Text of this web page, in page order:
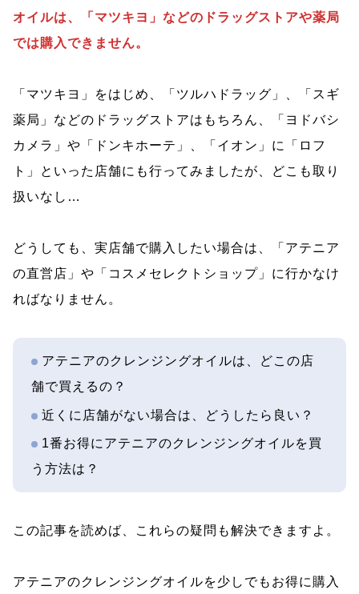
オイルは、「マツキヨ」などのドラッグストアや薬局
では購入できません。
「マツキヨ」をはじめ、「ツルハドラッグ」、「スギ
薬局」などのドラッグストアはもちろん、「ヨドバシ
カメラ」や「ドンキホーテ」、「イオン」に「ロフ
ト」といった店舗にも行ってみましたが、どこも取り
扱いなし…
どうしても、実店舗で購入したい場合は、「アテニア
の直営店」や「コスメセレクトショップ」に行かなけ
ればなりません。
アテニアのクレンジングオイルは、どこの店
舗で買えるの？
近くに店舗がない場合は、どうしたら良い？
1番お得にアテニアのクレンジングオイルを買
う方法は？
この記事を読めば、これらの疑問も解決できますよ。
アテニアのクレンジングオイルを少しでもお得に購入